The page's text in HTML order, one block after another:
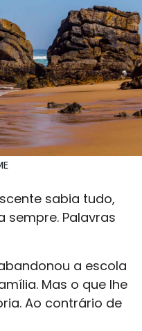
sabia tudo,
Palavras
a escola
Mas o que lhe
Ao contrário de